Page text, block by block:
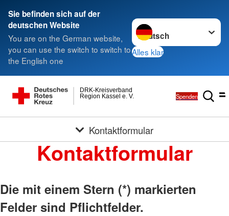
Sie befinden sich auf der
deutschen Website
You are on the German website,
you can use the switch to switch to
the English one
Sprache wechseln zu
Alles klar
Region Kassel e. V.
DRK-Kreisverband
Spenden
Kontaktformular
Kontaktformular
Die mit einem Stern (*) markierten
Felder sind Pflichtfelder.